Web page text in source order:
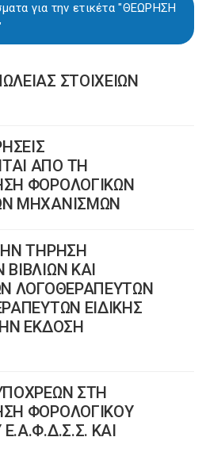
για την ετικέτα "ΘΕΩΡΗΣΗ
ΣΤΟΙΧΕΙΩΝ
ΑΠΟ ΤΗ
ΦΟΡΟΛΟΓΙΚΩΝ
ΜΗΧΑΝΙΣΜΩΝ
ΤΗΡΗΣΗ
ΚΑΙ
ΛΟΓΟΘΕΡΑΠΕΥΤΩΝ
ΕΙΔΙΚΗΣ
ΕΚΔΟΣΗ
ΣΤΗ
ΦΟΡΟΛΟΓΙΚΟΥ
ΚΑΙ